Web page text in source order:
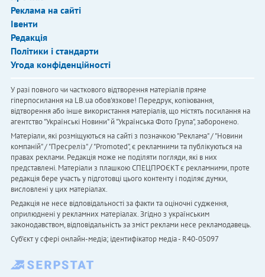
Реклама на сайті
Івенти
Редакція
Політики і стандарти
Угода конфіденційності
У разі повного чи часткового відтворення матеріалів пряме
гіперпосилання на LB.ua обов'язкове! Передрук, копіювання,
відтворення або інше використання матеріалів, що містять посилання на
агентство "Українськi Новини" й "Українська Фото Група", заборонено.
Матеріали, які розміщуються на сайті з позначкою "Реклама" / "Новини
компаній" / "Пресреліз" / "Promoted", є рекламними та публікуються на
правах реклами. Редакція може не поділяти погляди, які в них
представлені. Матеріали з плашкою СПЕЦПРОЄКТ є рекламними, проте
редакція бере участь у підготовці цього контенту і поділяє думки,
висловлені у цих матеріалах.
Редакція не несе відповідальності за факти та оціночні судження,
оприлюднені у рекламних матеріалах. Згідно з українським
законодавством, відповідальність за зміст реклами несе рекламодавець.
Cуб'єкт у сфері онлайн-медіа; ідентифікатор медіа - R40-05097